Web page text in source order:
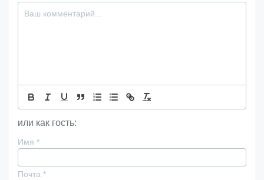
или как гость:
Имя *
Почта *